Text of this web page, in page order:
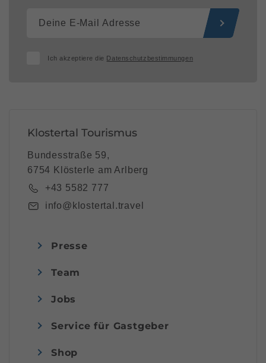
Ich akzeptiere die Datenschutzbestimmungen
Klostertal Tourismus
Bundesstraße 59,
6754 Klösterle am Arlberg
+43 5582 777
info@klostertal.travel
Presse
Team
Jobs
Service für Gastgeber
Shop